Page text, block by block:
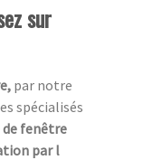
sur
par notre
spécialisés
fenêtre
par l